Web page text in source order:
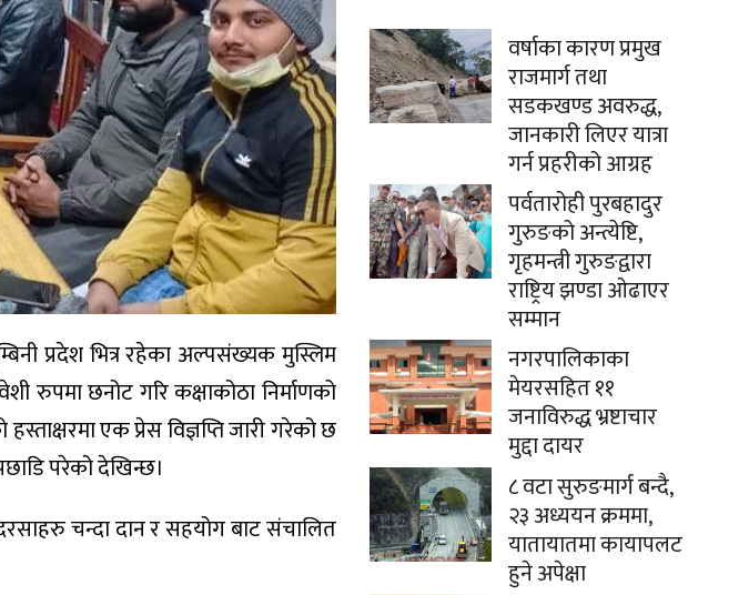
प्रदेश भित्र रहेका अल्पसंख्यक मुस्लिम
रुपमा छनोट गरि कक्षाकोठा निर्माणको
एक प्रेस विज्ञप्ति जारी गरेको छ
परेको देखिन्छ।
चन्दा दान र सहयोग बाट संचालित
वर्षाका कारण प्रमुख
राजमार्ग तथा
सडकखण्ड अवरुद्ध,
जानकारी लिएर यात्रा
गर्न प्रहरीको आग्रह
पर्वतारोही पुरबहादुर
गुरुङको अन्त्येष्टि,
गृहमन्त्री गुरुङद्वारा
राष्ट्रिय झण्डा ओढाएर
सम्मान
नगरपालिकाका
मेयरसहित ११
जनाविरुद्ध भ्रष्टाचार
मुद्दा दायर
८ वटा सुरुङमार्ग बन्दै,
२३ अध्ययन क्रममा,
यातायातमा कायापलट
हुने अपेक्षा